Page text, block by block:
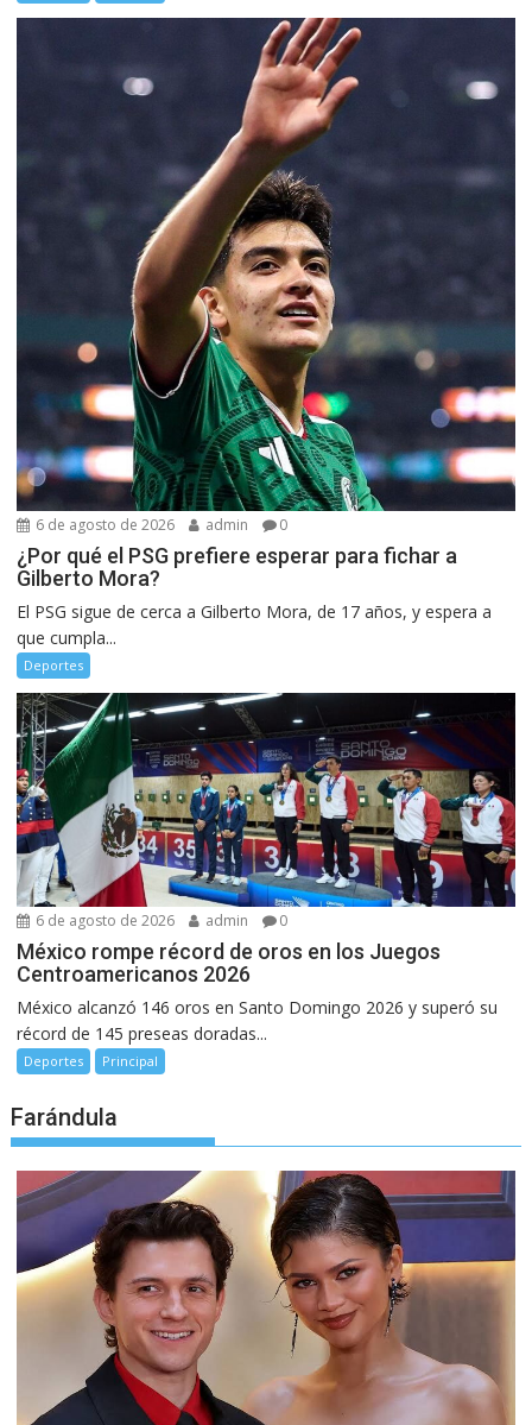
6 de agosto de 2026 admin 0
¿Por qué el PSG prefiere esperar para fichar a
Gilberto Mora?
El PSG sigue de cerca a Gilberto Mora, de 17 años, y espera a
que cumpla...
Deportes
6 de agosto de 2026 admin 0
México rompe récord de oros en los Juegos
Centroamericanos 2026
México alcanzó 146 oros en Santo Domingo 2026 y superó su
récord de 145 preseas doradas...
Deportes Principal
Farándula